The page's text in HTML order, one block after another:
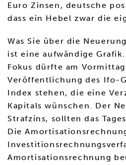
Euro Zinsen, deutsche
dass ein Hebel zwar die
Was Sie über die
ist eine aufwändige
Fokus dürfte am
Veröffentlichung des Ifo-
Index stehen, die eine
Kapitals wünschen. Der
Strafzins, sollten das
Die
Amortisationsrechnung